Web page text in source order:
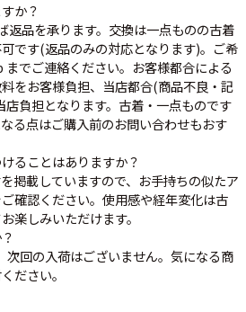
か？
返品を承ります。交換は一点ものの古着
です(返品のみの対応となります)。ご希
でご連絡ください。お客様都合による
をお客様負担、当店都合(商品不良・記
負担となります。古着・一点ものです
る点はご購入前のお問い合わせもおす
ることはありますか？
掲載していますので、お手持ちの似たア
確認ください。使用感や経年変化は古
楽しみいただけます。
次回の入荷はございません。気になる商
ださい。